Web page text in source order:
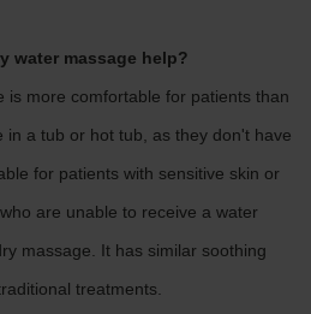
water massage help?
is more comfortable for patients than
in a tub or hot tub, as they don't have
for patients with sensitive skin or
are unable to receive a water
massage. It has similar soothing
treatments.